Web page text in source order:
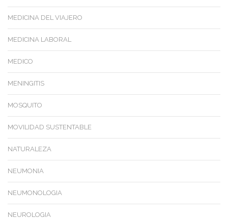
MEDICINA DEL VIAJERO
MEDICINA LABORAL
MEDICO
MENINGITIS
MOSQUITO
MOVILIDAD SUSTENTABLE
NATURALEZA
NEUMONIA
NEUMONOLOGIA
NEUROLOGIA